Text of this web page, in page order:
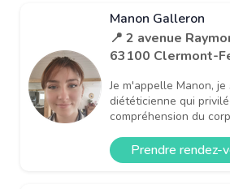
Manon Galleron
📍 2 avenue
63100 Clermont-
Je m'appelle Manon, je
diététicienne qui
compréhension du
Prendre rendez-